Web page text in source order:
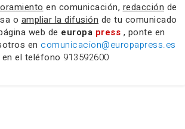
en comunicación, redacción de
o ampliar la difusión de tu comunicado
web de europa press , ponte en
en comunicacion@europapress.es
el teléfono 913592600